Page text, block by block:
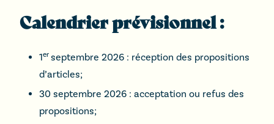
Calendrier prévisionnel :
1er septembre 2026 : réception des propositions
d’articles;
30 septembre 2026 : acceptation ou refus des
propositions;